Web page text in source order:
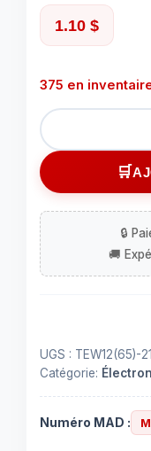
1.10 $
375 en
quantité
de
Fil
1
conducteur
12
AWG
multibrins
UGS : TEW12(65)-
Catégorie:
Numéro MAD :